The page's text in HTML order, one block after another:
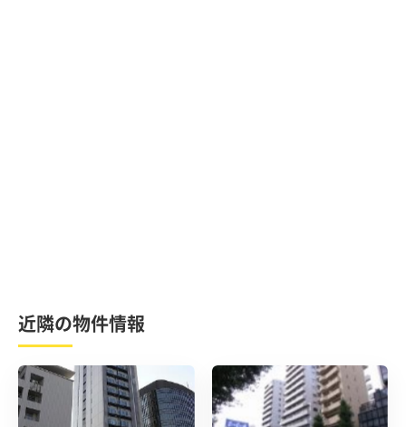
近隣の物件情報